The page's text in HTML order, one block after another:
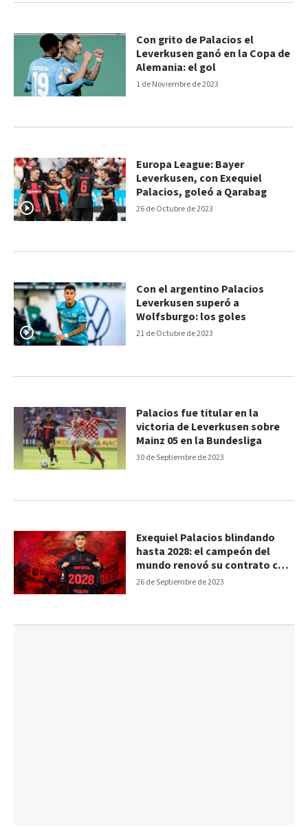
1 de Noviembre de 2023
Con grito de Palacios el
Leverkusen ganó en la Copa de
Alemania: el gol
26 de Octubre de 2023
Europa League: Bayer
Leverkusen, con Exequiel
Palacios, goleó a Qarabag
21 de Octubre de 2023
Con el argentino Palacios
Leverkusen superó a
Wolfsburgo: los goles
30 de Septiembre de 2023
Palacios fue titular en la
victoria de Leverkusen sobre
Mainz 05 en la Bundesliga
26 de Septiembre de 2023
Exequiel Palacios blindando
hasta 2028: el campeón del
mundo renovó su contrato con
el club alemán